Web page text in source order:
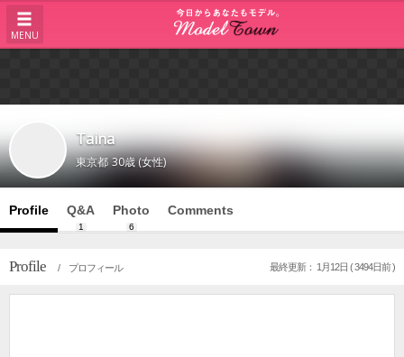
MENU
Taina
東京都 30歳 (女性)
Profile Q&A
1
Photo
6
Comments
Profile / プロフィール 最終更新： 1月12日 ( 3494日前 )